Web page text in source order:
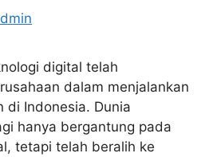
digital telah
dalam menjalankan
di Indonesia. Dunia
hanya bergantung pada
tetapi telah beralih ke